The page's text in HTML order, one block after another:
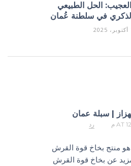
الحل الطبيعي
الذكري في سلطنة عُمان
| سبلة عمان
رد
منتج بخاخ قوة القرش
عن بخاخ قوة القرش